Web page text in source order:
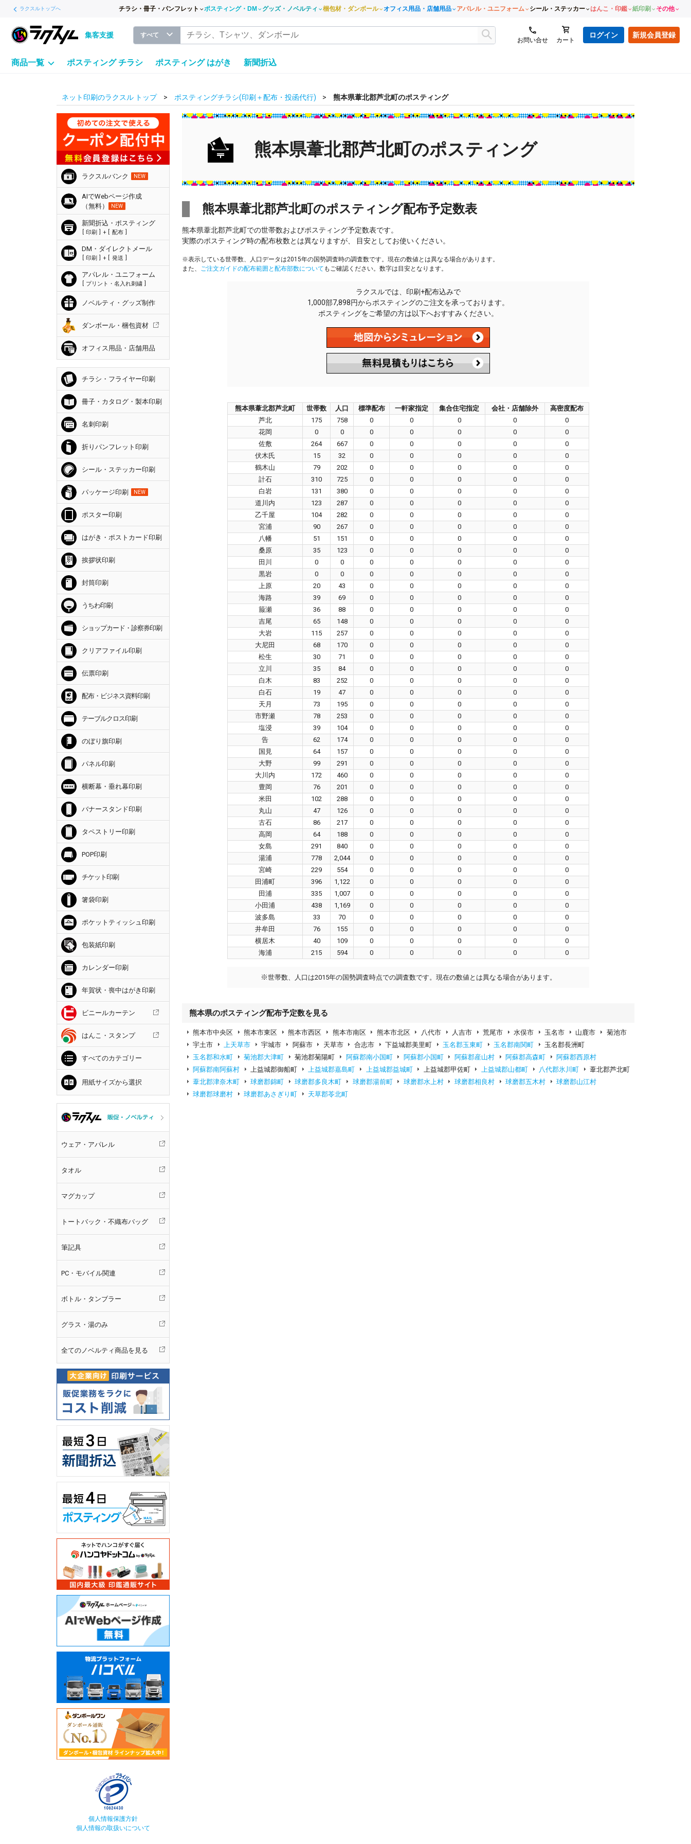
ラクスルトップへ チラシ・冊子・パンフレット ポスティング・DM グッズ・ノベルティ 梱包材・ダンボール オフィス用品・店舗用品 アパレル・ユニフォーム シール・ステッカー はんこ・印鑑 紙印刷 その他
集客支援 すべて
お問い合せ カート
ログイン 新規会員登録
商品一覧 ポスティング チラシ ポスティング はがき 新聞折込
ネット印刷のラクスル トップ ポスティングチラシ(印刷＋配布・投函代行) 熊本県葦北郡芦北町のポスティング
ラクスルバンク NEW
AIでWebページ作成
（無料）
NEW
新聞折込・ポスティング
印刷 + 配布
DM・ダイレクトメール
印刷 + 発送
アパレル・ユニフォーム
プリント・名入れ刺繍
ノベルティ・グッズ制作
ダンボール・梱包資材
オフィス用品・店舗用品
チラシ・フライヤー印刷
冊子・カタログ・製本印刷
名刺印刷
折りパンフレット印刷
シール・ステッカー印刷
パッケージ印刷 NEW
ポスター印刷
はがき・ポストカード印刷
挨拶状印刷
封筒印刷
うちわ印刷
ショップカード・診察券印刷
クリアファイル印刷
伝票印刷
配布・ビジネス資料印刷
テーブルクロス印刷
のぼり旗印刷
パネル印刷
横断幕・垂れ幕印刷
バナースタンド印刷
タペストリー印刷
POP印刷
チケット印刷
箸袋印刷
ポケットティッシュ印刷
包装紙印刷
カレンダー印刷
年賀状・喪中はがき印刷
ビニールカーテン
はんこ・スタンプ
すべてのカテゴリー
用紙サイズから選択
ウェア・アパレル
タオル
マグカップ
トートバック・不織布バッグ
筆記具
PC・モバイル関連
ボトル・タンブラー
グラス・湯のみ
全てのノベルティ商品を見る
個人情報保護方針
個人情報の取扱いについて
熊本県葦北郡芦北町のポスティング
熊本県葦北郡芦北町のポスティング配布予定数表
熊本県葦北郡芦北町での世帯数およびポスティング予定数表です。
実際のポスティング時の配布枚数とは異なりますが、 目安としてお使いください。
※表示している世帯数、人口データは2015年の国勢調査時の調査数です。現在の数値とは異なる場合があります。
また、 ご注文ガイドの配布範囲と配布部数について もご確認ください。数字は目安となります。
ラクスルでは、印刷+配布込みで
1,000部7,898円からポスティングのご注文を承っております。
ポスティングをご希望の方は以下へおすすみください。
熊本県葦北郡芦北町 世帯数 人口 標準配布 一軒家指定 集合住宅指定 会社・店舗除外
高密度配布
芦北
175 758 0 0 0 0
0
花岡
0 0 0 0 0 0
0
佐敷
264 667 0 0 0 0
0
伏木氏
15 32 0 0 0 0
0
鶴木山
79 202 0 0 0 0
0
計石
310 725 0 0 0 0
0
白岩
131 380 0 0 0 0
0
道川内
123 287 0 0 0 0
0
乙千屋
104 282 0 0 0 0
0
宮浦
90 267 0 0 0 0
0
八幡
51 151 0 0 0 0
0
桑原
35 123 0 0 0 0
0
田川
0 0 0 0 0 0
0
黒岩
0 0 0 0 0 0
0
上原
20 43 0 0 0 0
0
海路
39 69 0 0 0 0
0
箙瀬
36 88 0 0 0 0
0
吉尾
65 148 0 0 0 0
0
大岩
115 257 0 0 0 0
0
大尼田
68 170 0 0 0 0
0
松生
30 71 0 0 0 0
0
立川
35 84 0 0 0 0
0
白木
83 252 0 0 0 0
0
白石
19 47 0 0 0 0
0
天月
73 195 0 0 0 0
0
市野瀬
78 253 0 0 0 0
0
塩浸
39 104 0 0 0 0
0
告
62 174 0 0 0 0
0
国見
64 157 0 0 0 0
0
大野
99 291 0 0 0 0
0
大川内
172 460 0 0 0 0
0
豊岡
76 201 0 0 0 0
0
米田
102 288 0 0 0 0
0
丸山
47 126 0 0 0 0
0
古石
86 217 0 0 0 0
0
高岡
64 188 0 0 0 0
0
女島
291 840 0 0 0 0
0
湯浦
778 2,044 0 0 0 0
0
宮崎
229 554 0 0 0 0
0
田浦町
396 1,122 0 0 0 0
0
田浦
335 1,007 0 0 0 0
0
小田浦
438 1,169 0 0 0 0
0
波多島
33 70 0 0 0 0
0
井牟田
76 155 0 0 0 0
0
横居木
40 109 0 0 0 0
0
海浦
215 594 0 0 0 0 0
※世帯数、人口は2015年の国勢調査時点での調査数です。現在の数値とは異なる場合があります。
熊本県のポスティング配布予定数を見る
熊本市中央区 熊本市東区 熊本市西区 熊本市南区 熊本市北区 八代市 人吉市 荒尾市 水俣市 玉名市 山鹿市
菊池市
宇土市
上天草市 宇城市 阿蘇市 天草市 合志市 下益城郡美里町 玉名郡玉東町 玉名郡南関町
玉名郡長洲町
玉名郡和水町
菊池郡大津町 菊池郡菊陽町 阿蘇郡南小国町 阿蘇郡小国町 阿蘇郡産山村 阿蘇郡高森町
阿蘇郡西原村
阿蘇郡南阿蘇村
上益城郡御船町 上益城郡嘉島町 上益城郡益城町 上益城郡甲佐町 上益城郡山都町 八代郡氷川町
葦北郡芦北町
葦北郡津奈木町
球磨郡錦町 球磨郡多良木町 球磨郡湯前町 球磨郡水上村 球磨郡相良村 球磨郡五木村
球磨郡山江村
球磨郡球磨村
球磨郡あさぎり町 天草郡苓北町